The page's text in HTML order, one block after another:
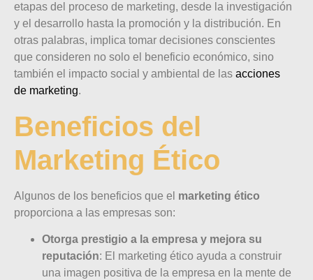
etapas del proceso de marketing, desde la investigación
y el desarrollo hasta la promoción y la distribución. En
otras palabras, implica tomar decisiones conscientes
que consideren no solo el beneficio económico, sino
también el impacto social y ambiental de las acciones
de marketing.
Beneficios del
Marketing Ético
Algunos de los beneficios que el marketing ético
proporciona a las empresas son:
Otorga prestigio a la empresa y mejora su
reputación: El marketing ético ayuda a construir
una imagen positiva de la empresa en la mente de